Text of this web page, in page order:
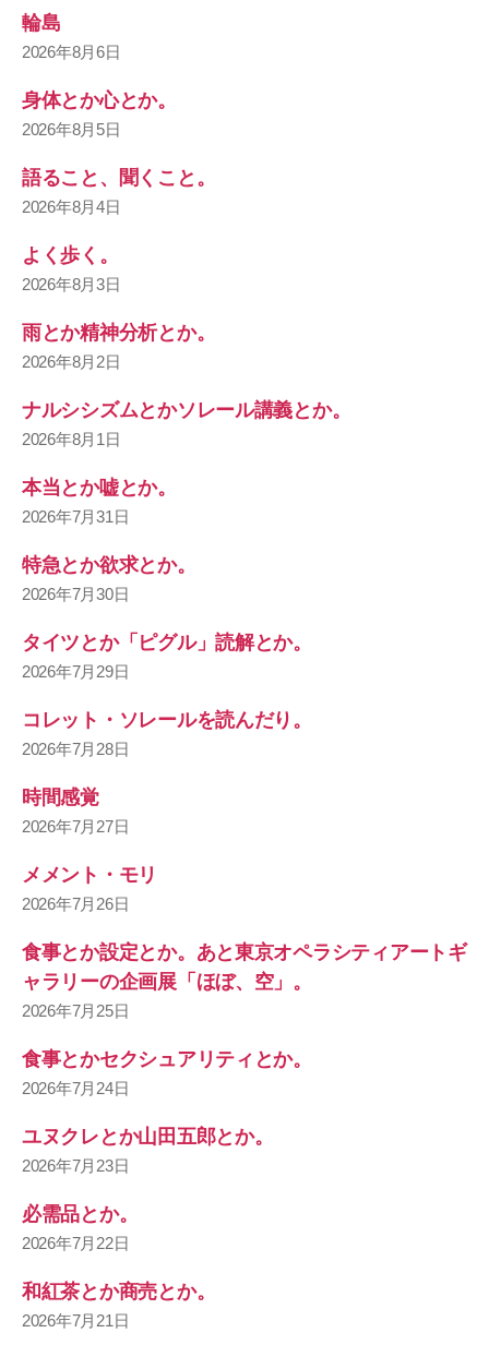
輪島
2026年8月6日
身体とか心とか。
2026年8月5日
語ること、聞くこと。
2026年8月4日
よく歩く。
2026年8月3日
雨とか精神分析とか。
2026年8月2日
ナルシシズムとかソレール講義とか。
2026年8月1日
本当とか嘘とか。
2026年7月31日
特急とか欲求とか。
2026年7月30日
タイツとか「ピグル」読解とか。
2026年7月29日
コレット・ソレールを読んだり。
2026年7月28日
時間感覚
2026年7月27日
メメント・モリ
2026年7月26日
食事とか設定とか。あと東京オペラシティアートギ
ャラリーの企画展「ほぼ、空」。
2026年7月25日
食事とかセクシュアリティとか。
2026年7月24日
ユヌクレとか山田五郎とか。
2026年7月23日
必需品とか。
2026年7月22日
和紅茶とか商売とか。
2026年7月21日